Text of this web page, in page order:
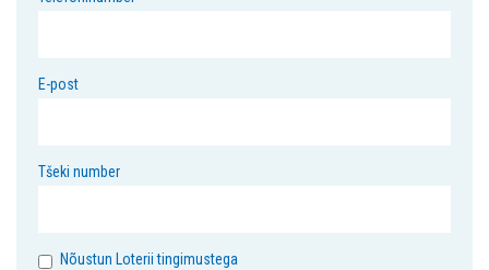
E-post
Tšeki number
Nõustun Loterii tingimustega